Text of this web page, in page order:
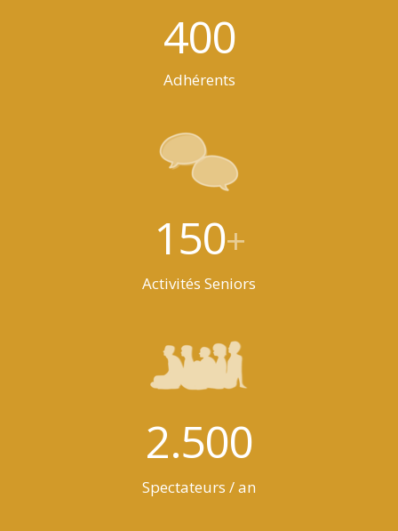
400
Adhérents
150+
Activités Seniors
2.500
Spectateurs / an